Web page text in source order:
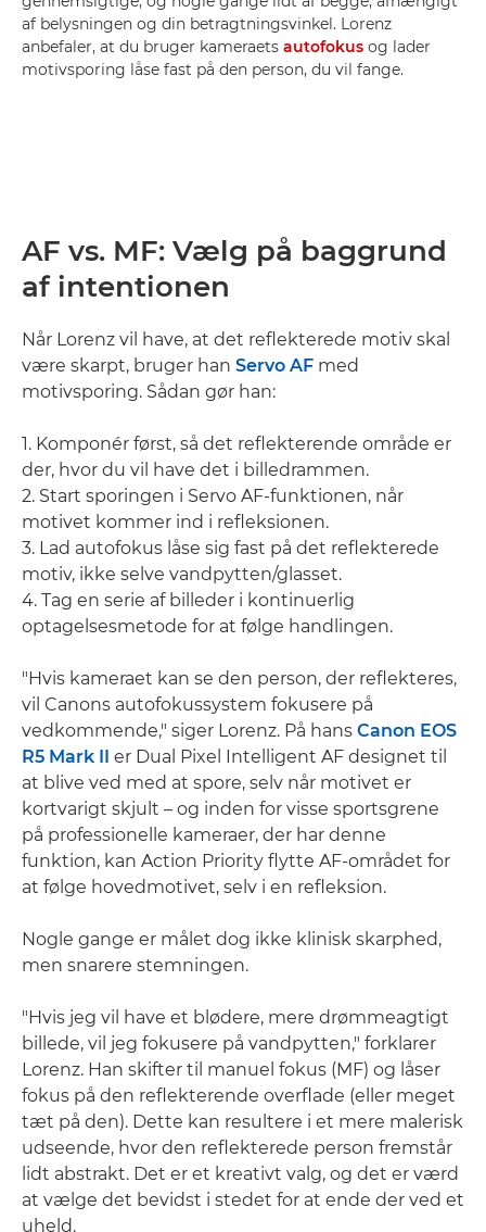
af belysningen og din betragtningsvinkel. Lorenz
anbefaler, at du bruger kameraets autofokus og lader
motivsporing låse fast på den person, du vil fange.
AF vs. MF: Vælg på baggrund
af intentionen
Når Lorenz vil have, at det reflekterede motiv skal
være skarpt, bruger han Servo AF med
motivsporing. Sådan gør han:
1. Komponér først, så det reflekterende område er
der, hvor du vil have det i billedrammen.
2. Start sporingen i Servo AF-funktionen, når
motivet kommer ind i refleksionen.
3. Lad autofokus låse sig fast på det reflekterede
motiv, ikke selve vandpytten/glasset.
4. Tag en serie af billeder i kontinuerlig
optagelsesmetode for at følge handlingen.
"Hvis kameraet kan se den person, der reflekteres,
vil Canons autofokussystem fokusere på
vedkommende," siger Lorenz. På hans Canon EOS
R5 Mark II er Dual Pixel Intelligent AF designet til
at blive ved med at spore, selv når motivet er
kortvarigt skjult – og inden for visse sportsgrene
på professionelle kameraer, der har denne
funktion, kan Action Priority flytte AF-området for
at følge hovedmotivet, selv i en refleksion.
Nogle gange er målet dog ikke klinisk skarphed,
men snarere stemningen.
"Hvis jeg vil have et blødere, mere drømmeagtigt
billede, vil jeg fokusere på vandpytten," forklarer
Lorenz. Han skifter til manuel fokus (MF) og låser
fokus på den reflekterende overflade (eller meget
tæt på den). Dette kan resultere i et mere malerisk
udseende, hvor den reflekterede person fremstår
lidt abstrakt. Det er et kreativt valg, og det er værd
at vælge det bevidst i stedet for at ende der ved et
uheld.